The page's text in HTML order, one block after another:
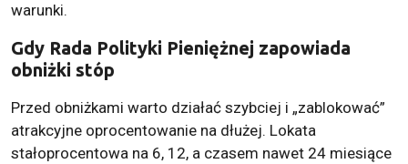
warunki.
Gdy Rada Polityki Pieniężnej zapowiada
obniżki stóp
Przed obniżkami warto działać szybciej i „zablokować”
atrakcyjne oprocentowanie na dłużej. Lokata
stałoprocentowa na 6, 12, a czasem nawet 24 miesiące